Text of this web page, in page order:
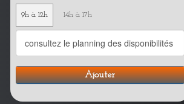
9h à 12h 14h à 17h
Ajouter